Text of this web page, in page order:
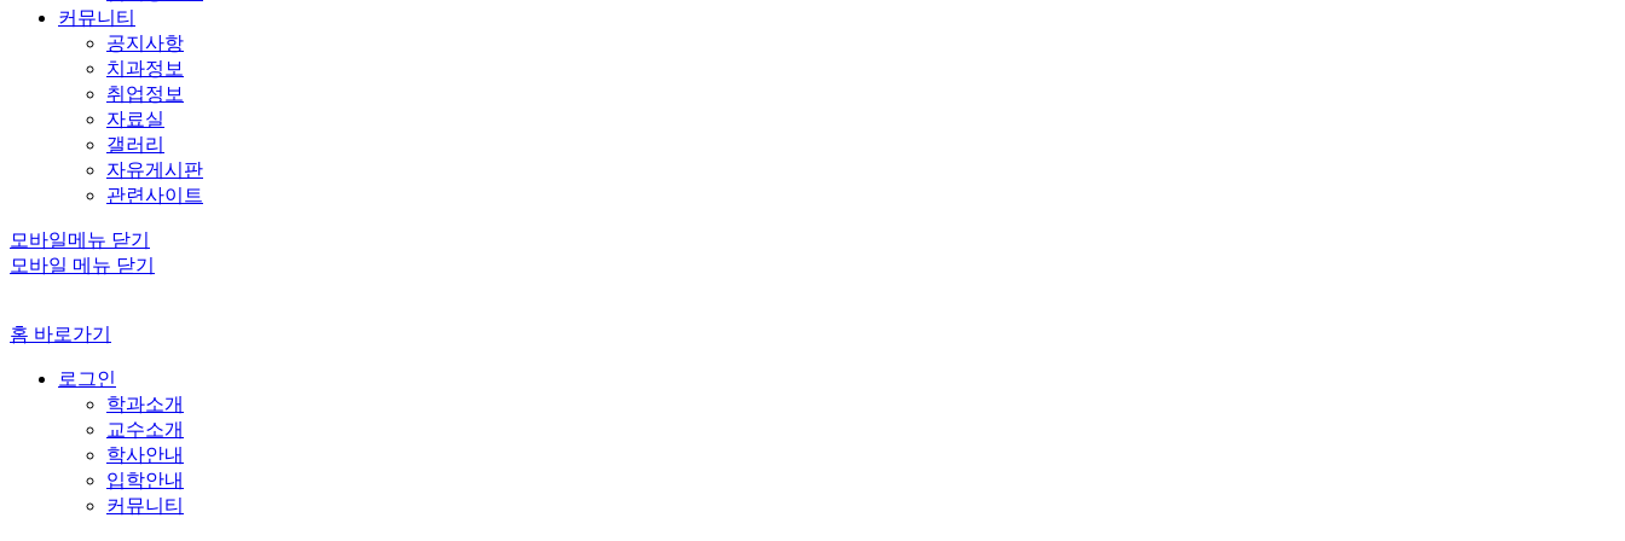
커뮤니티
공지사항
치과정보
취업정보
자료실
갤러리
자유게시판
관련사이트
모바일메뉴 닫기
모바일 메뉴 닫기
홈 바로가기
로그인
학과소개
교수소개
학사안내
입학안내
커뮤니티